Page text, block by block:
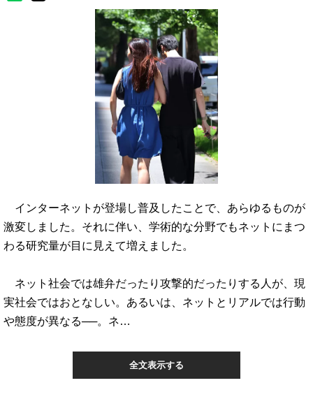
インターネットが登場し普及したことで、あらゆるものが
激変しました。それに伴い、学術的な分野でもネットにまつ
わる研究量が目に見えて増えました。
ネット社会では雄弁だったり攻撃的だったりする人が、現
実社会ではおとなしい。あるいは、ネットとリアルでは行動
や態度が異なる──。ネ…
全文表示する